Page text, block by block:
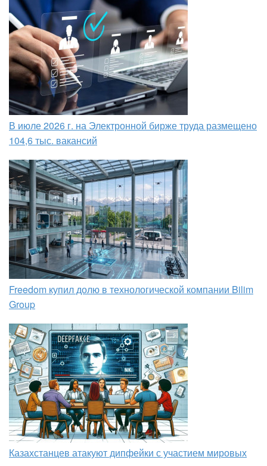
В июле 2026 г. на Электронной бирже труда размещено
104,6 тыс. вакансий
Freedom купил долю в технологической компании Bilim
Group
Казахстанцев атакуют дипфейки с участием мировых